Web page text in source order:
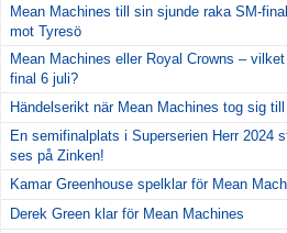
Mean Machines till sin sjunde raka SM-
mot Tyresö
Mean Machines eller Royal Crowns –
final 6 juli?
Händelserikt när Mean Machines tog sig till
En semifinalplats i Superserien Herr 2024
ses på Zinken!
Kamar Greenhouse spelklar för Mean
Derek Green klar för Mean Machines